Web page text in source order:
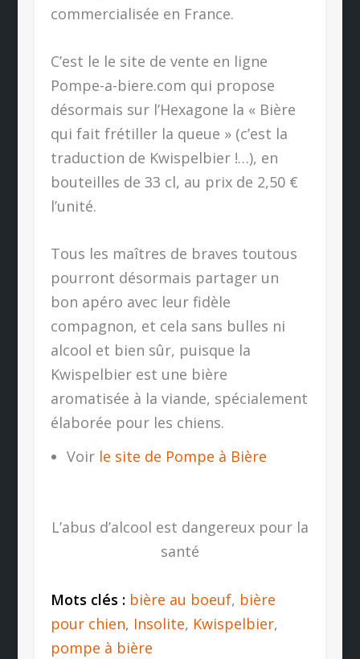
commercialisée en France.
C’est le le site de vente en ligne
Pompe-a-biere.com qui propose
désormais sur l’Hexagone la « Bière
qui fait frétiller la queue » (c’est la
traduction de Kwispelbier !…), en
bouteilles de 33 cl, au prix de 2,50 €
l’unité.
Tous les maîtres de braves toutous
pourront désormais partager un
bon apéro avec leur fidèle
compagnon, et cela sans bulles ni
alcool et bien sûr, puisque la
Kwispelbier est une bière
aromatisée à la viande, spécialement
élaborée pour les chiens.
Voir le site de Pompe à Bière
L’abus d’alcool est dangereux pour la
santé
Mots clés : bière au boeuf, bière
pour chien, Insolite, Kwispelbier,
pompe à bière